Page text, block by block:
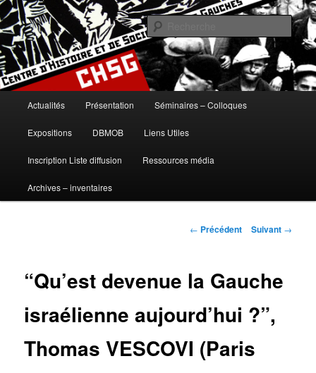
Aller
au
contenu
principalCentre d'Histoire et de Sociologie
des Gauches
histoire, gauches, gauche, communisme, syndicalisme, ouvrier, socialisme,
trotskysme, anarchisme, mouvement, emancipation, ULB
principal
Actualités Présentation Séminaires – Colloques
Expositions DBMOB Liens Utiles
Inscription Liste diffusion Ressources média
Archives – inventaires
Navigation
← Précédent Suivant →
“Qu’est devenue la Gauche
israélienne aujourd’hui ?”,
Thomas VESCOVI (Paris